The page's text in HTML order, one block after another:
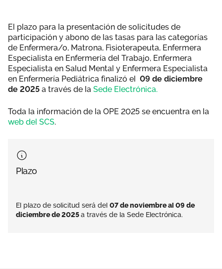
El plazo para la presentación de solicitudes de
participación y abono de las tasas para las categorías
de Enfermera/o, Matrona, Fisioterapeuta, Enfermera
Especialista en Enfermería del Trabajo, Enfermera
Especialista en Salud Mental y Enfermera Especialista
en Enfermería Pediátrica finalizó el 09 de diciembre
de 2025 a través de la Sede Electrónica.
Toda la información de la OPE 2025 se encuentra en la
web del SCS.
Plazo
El plazo de solicitud será del 07 de noviembre al 09 de
diciembre de 2025a través de la Sede Electrónica.